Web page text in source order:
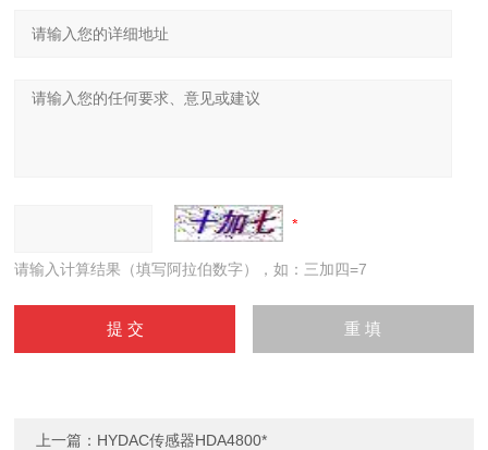
请输入计算结果（填写阿拉伯数字），如：三加四=7
上一篇： HYDAC传感器HDA4800*